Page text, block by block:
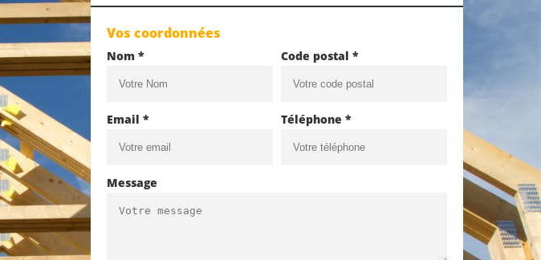
Vos coordonnées
Nom * Code postal *
Email * Téléphone *
Message